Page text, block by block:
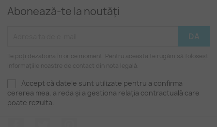
Abonează-te la noutăți
Te poți dezabona în orice moment. Pentru aceasta te rugăm să folosești
informațiile noastre de contact din nota legală.
Accept că datele sunt utilizate pentru a confirma
cererea mea, a reda și a gestiona relația contractuală care
poate rezulta.